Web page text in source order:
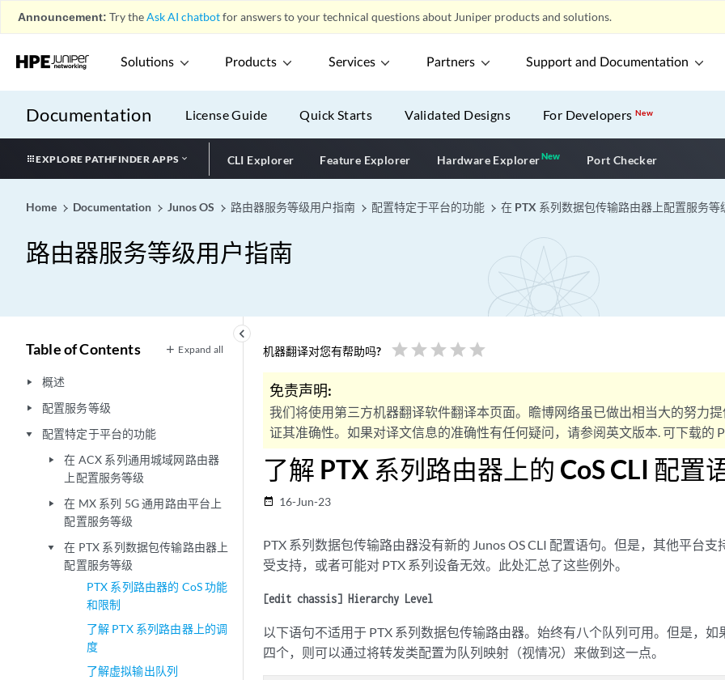
Announcement: Try theAsk AI chatbotfor answers to your technical questions about Juniper products and solutions.
Solutions Products Services Partners Support and Documentation
Documentation License Guide Quick Starts Validated Designs For DevelopersNew
EXPLORE PATHFINDER APPS CLI Explorer Feature Explorer Hardware ExplorerNewNew application
Port Checker
Home Documentation Junos OS 路由器服务等级用户指南 配置特定于平台的功能 在 PTX 系列数据包传输路由器上配置服务等
路由器服务等级用户指南
keyboard_arrow_left
Table of Contents Expand all
play_arrow 概述
play_arrow 配置服务等级
play_arrow 配置特定于平台的功能
play_arrow
在 ACX 系列通用城域网路由器
上配置服务等级
play_arrow
在 MX 系列 5G 通用路由平台上
配置服务等级
play_arrow
在 PTX 系列数据包传输路由器上
配置服务等级
PTX 系列路由器的 CoS 功能
和限制
了解 PTX 系列路由器上的调
度
了解虚拟输出队列
机器翻译对您有帮助吗? star star star star star
免责声明:
我们将使用第三方机器翻译软件翻译本页面。瞻博网络虽已做出相当大的努力
证其准确性。如果对译文信息的准确性有任何疑问，请参阅英文版本. 可下载的
了解 PTX 系列路由器上的 CoS CLI 配置
date_range 16-Jun-23
PTX 系列数据包传输路由器没有新的 Junos OS CLI 配置语句。但是，其他平台
受支持，或者可能对 PTX 系列设备无效。此处汇总了这些例外。
[edit chassis] Hierarchy Level
以下语句不适用于 PTX 系列数据包传输路由器。始终有八个队列可用。但是，
四个，则可以通过将转发类配置为队列映射（视情况）来做到这一点。